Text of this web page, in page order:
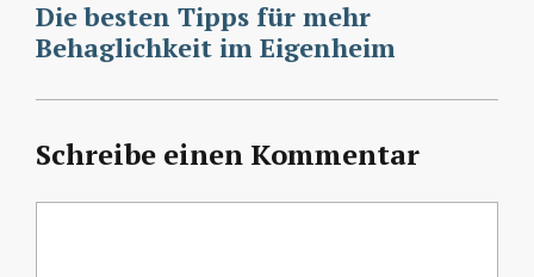
Die besten Tipps für mehr
Behaglichkeit im Eigenheim
Schreibe einen Kommentar